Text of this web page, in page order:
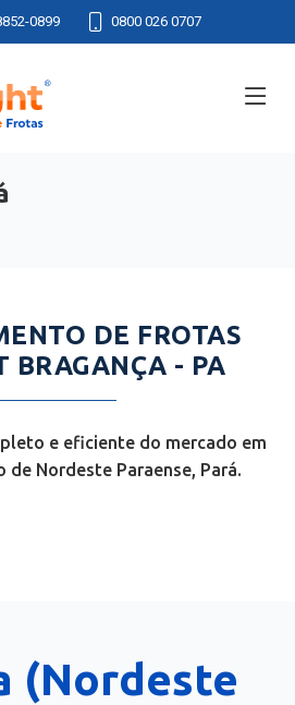
0899 0800 026 0707
DE FROTAS
BRAGANÇA - PA
e eficiente do mercado em
de Nordeste Paraense, Pará.
(Nordeste